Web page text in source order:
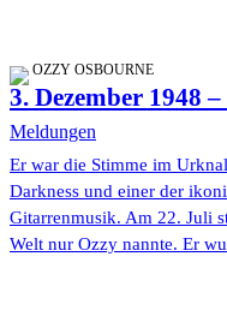
OZZY OSBOURNE
3. Dezember 1948
Meldungen
Er war die Stimme im
Darkness und einer der
Gitarrenmusik. Am 22. Juli
Welt nur Ozzy nannte. Er